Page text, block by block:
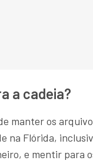
a cadeia?
manter os
na Flórida,
e mentir para